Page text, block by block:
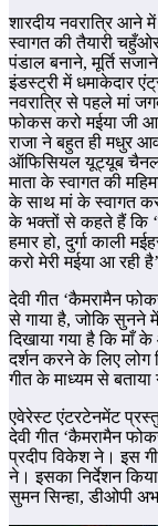
शारदीय नवरात्रि आने
स्वागत की तैयारी
पंडाल बनाने, मूर्ति
इंडस्ट्री में धमाकेदार
नवरात्रि से पहले मां
फोकस करो मईया जी
राजा ने बहुत ही मधुर
ऑफिसियल यूट्यूब चैनल
माता के स्वागत की
के साथ मां के स्वागत
के भक्तों से कहते हैं कि
हमार हो, दुर्गा काली
करो मेरी मईया आ रही
देवी गीत ‘कैमरामैन
से गाया है, जोकि सुनने
दिखाया गया है कि माँ
दर्शन करने के लिए लोग
गीत के माध्यम से बताया
एवेरेस्ट एंटरटेनमेंट
देवी गीत ‘कैमरामैन
प्रदीप विकेश ने। इस
ने। इसका निर्देशन
सुमन सिन्हा, डीओपी